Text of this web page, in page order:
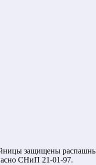
защищены
СНиП 21-01-97.